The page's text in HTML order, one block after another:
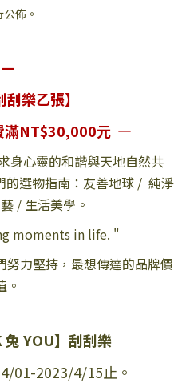
佈。
—
刮樂乙張】
滿NT$30,000元 —
身心靈的和諧與天地自然共
的選物指南：友善地球 / 純淨
/ 生活美學。
moments in life. "
力堅持，最想傳達的品牌價
。
兔 YOU】刮刮樂
01-2023/4/15止。